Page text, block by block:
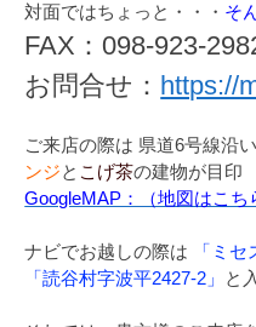
対面ではちょっと・・・ そ
FAX：098-923-
お問合せ： https://
ご来店の際は 県道6号線沿
ンジと こげ茶の建物が目印
GoogleMAP：（地図はこち
ナビでお越しの際は 「ミセ
「読谷村字波平2427-2」
と